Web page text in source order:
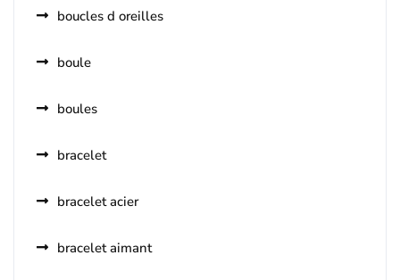
boucles d oreilles
boule
boules
bracelet
bracelet acier
bracelet aimant